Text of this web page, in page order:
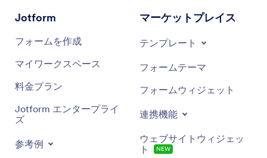
Jotform
フォームを作成
マイワークスペース
料金プラン
Jotform エンタープライ
ズ
参考例
マーケットプレイス
テンプレート
フォームテーマ
フォームウィジェット
連携機能
ウェブサイトウィジェッ
ト
NEW